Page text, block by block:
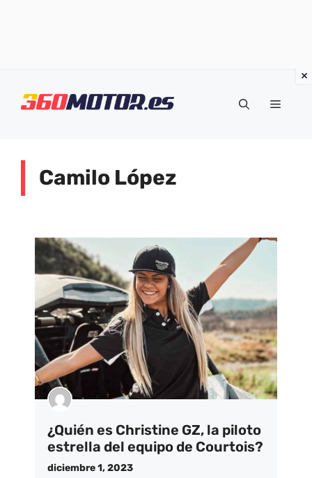
Menú
Camilo López
¿Quién es Christine GZ, la piloto
estrella del equipo de Courtois?
diciembre 1, 2023